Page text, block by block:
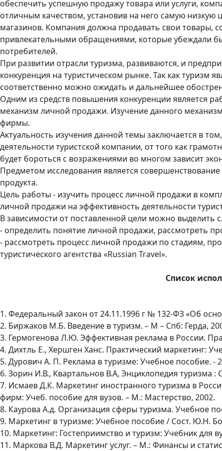
обеспечить успешную продажу товара или услуги,
отличным качеством, установив на него самую
магазинов. Компания должна продавать свои
привлекательными обращениями, которые убеждали
потребителей.
При развитии отрасли туризма, развиваются, и
конкуренция на туристическом рынке. Так как туризм
соответственно можно ожидать и дальнейшее
Одним из средств повышения конкуренции является
механизм личной продажи. Изучение данного
фирмы.
Актуальность изучения данной темы заключается в
деятельности туристской компании, от того как
будет бороться с возражениями во многом зависит
Предметом исследования является
продукта.
Цель работы - изучить процесс личной продажи в
личной продажи на эффективность деятельности
В зависимости от поставленной цели можно выделить
- определить понятие личной продажи, рассмотреть
- рассмотреть процесс личной продажи по стадиям,
туристического агентства «Russian Travel».
Список
1. Федеральный закон от 24.11.1996 г № 132-ФЗ «Об
2. Биржаков М.Б. Введение в туризм. – М – Спб: Герда,
3. Гермогенова Л.Ю. Эффективная реклама в России.
4. Дихтль Е., Хершген Ханс. Практический маркетинг:
5. Дурович А. П. Реклама в туризме: Учебное пособие. -
6. Зорин И.В., Квартальнов В.А, Энциклопедия туризма
7. Исмаев Д.К. Маркетинг иностранного туризма в
фирм: Учеб. пособие для вузов. – М.: Мастерство, 2002.
8. Каурова А.д. Организация сферы туризма. Учебное
9. Маркетинг в туризме: Учебное пособие / Сост. Ю.Н.
10. Маркетинг: Гостеприимство и туризм: Учебник
11. Маркова В.Д. Маркетинг услуг. – М.: Финансы и